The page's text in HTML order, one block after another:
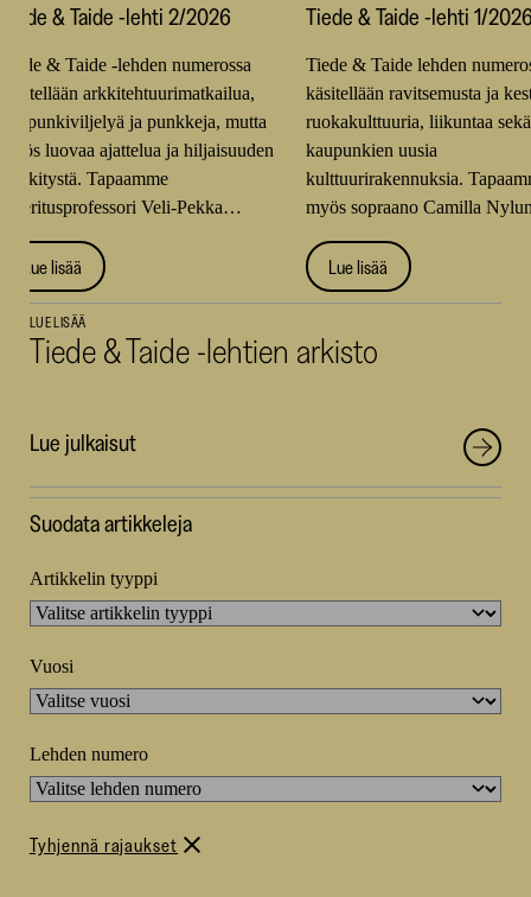
Tiede & Taide -lehti 2/2026
Tiede & Taide -lehden numerossa
käsitellään arkkitehtuurimatkailua,
kaupunkiviljelyä ja punkkeja, mutta
myös luovaa ajattelua ja hiljaisuuden
merkitystä. Tapaamme
emeritusprofessori Veli-Pekka…
Lue lisää
Tiede & Taide -lehti 1/
Tiede & Taide lehden
käsitellään ravitsemusta ja
ruokakulttuuria, liikuntaa sekä
kaupunkien uusia
kulttuurirakennuksia.
myös sopraano Camilla
Lue lisää
LUE LISÄÄ
Tiede & Taide -lehtien arkisto
Lue julkaisut
Tiede
Taide
-
artikkelit
Suodata artikkeleja
Artikkelin tyyppi
Vuosi
Lehden numero
Tyhjennä rajaukset